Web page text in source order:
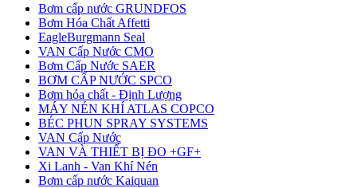
Bơm cấp nước GRUNDFOS
Bơm Hóa Chất Affetti
EagleBurgmann Seal
VAN Cấp Nước CMO
Bơm Cấp Nước SAER
BƠM CẤP NƯỚC SPCO
Bơm hóa chất - Định Lượng
MÁY NÉN KHÍ ATLAS COPCO
BÉC PHUN SPRAY SYSTEMS
VAN Cấp Nước
VAN VÀ THIẾT BỊ ĐO +GF+
Xi Lanh - Van Khí Nén
Bơm cấp nước Kaiquan